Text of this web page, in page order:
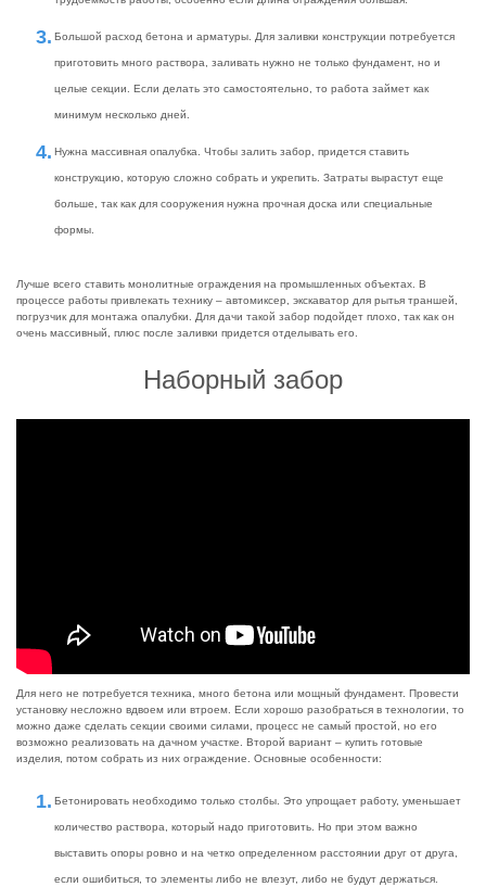
Большой расход бетона и арматуры. Для заливки конструкции потребуется
приготовить много раствора, заливать нужно не только фундамент, но и
целые секции. Если делать это самостоятельно, то работа займет как
минимум несколько дней.
Нужна массивная опалубка. Чтобы залить забор, придется ставить
конструкцию, которую сложно собрать и укрепить. Затраты вырастут еще
больше, так как для сооружения нужна прочная доска или специальные
формы.
Лучше всего ставить монолитные ограждения на промышленных объектах. В
процессе работы привлекать технику – автомиксер, экскаватор для рытья траншей,
погрузчик для монтажа опалубки. Для дачи такой забор подойдет плохо, так как он
очень массивный, плюс после заливки придется отделывать его.
Наборный забор
Для него не потребуется техника, много бетона или мощный фундамент. Провести
установку несложно вдвоем или втроем. Если хорошо разобраться в технологии, то
можно даже сделать секции своими силами, процесс не самый простой, но его
возможно реализовать на дачном участке. Второй вариант – купить готовые
изделия, потом собрать из них ограждение. Основные особенности:
Бетонировать необходимо только столбы. Это упрощает работу, уменьшает
количество раствора, который надо приготовить. Но при этом важно
выставить опоры ровно и на четко определенном расстоянии друг от друга,
если ошибиться, то элементы либо не влезут, либо не будут держаться.